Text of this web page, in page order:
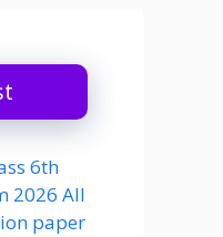
6th
2026 All
paper